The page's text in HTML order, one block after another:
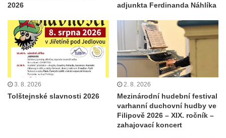
2026
adjunkta Ferdinanda Náhlíka
3. 8. 2026
Tolštejnské slavnosti 2026
2. 8. 2026
Mezinárodní hudební festival
varhanní duchovní hudby ve
Filipově 2026 – XIX. ročník –
zahajovací koncert